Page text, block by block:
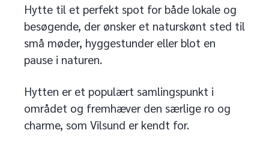
Hytte til et perfekt spot for både lokale og
besøgende, der ønsker et naturskønt sted til
små møder, hyggestunder eller blot en
pause i naturen.
Hytten er et populært samlingspunkt i
området og fremhæver den særlige ro og
charme, som Vilsund er kendt for.